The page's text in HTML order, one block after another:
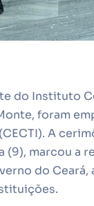
do Instituto
foram
A
(9), marcou a
do